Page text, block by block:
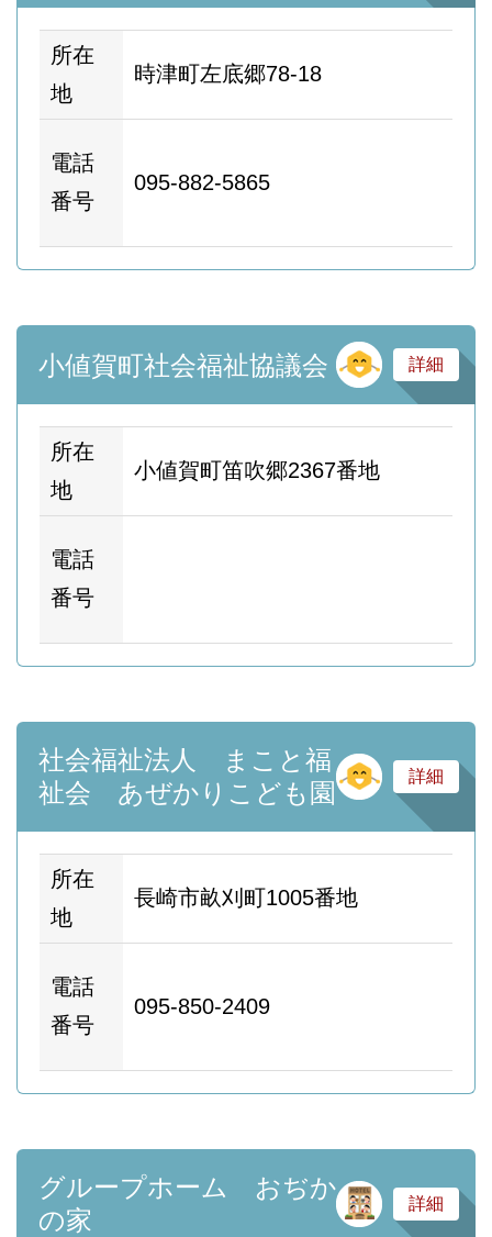
所在
地
時津町左底郷78-18
電話
番号
095-882-5865
小値賀町社会福祉協議会 そ
詳細
所在
地
小値賀町笛吹郷2367番地
電話
番号
社会福祉法人 まこと福
祉会 あぜかりこども園
そ
詳細
所在
地
長崎市畝刈町1005番地
電話
番号
095-850-2409
グループホーム おぢか
の家
サ
詳細